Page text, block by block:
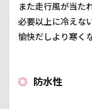
また走行風が当た
必要以上に冷えな
愉快だしより寒く
防水性